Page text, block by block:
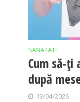
SANATATE
Cum să-ți
după
13/04/2026